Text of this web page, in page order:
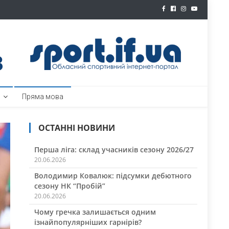
Пряма мова
ОСТАННІ НОВИНИ
Перша ліга: склад учасників сезону 2026/27
20.06.2026
Володимир Ковалюк: підсумки дебютного
сезону НК “Пробій”
20.06.2026
Чому гречка залишається одним
ізнайпопулярніших гарнірів?